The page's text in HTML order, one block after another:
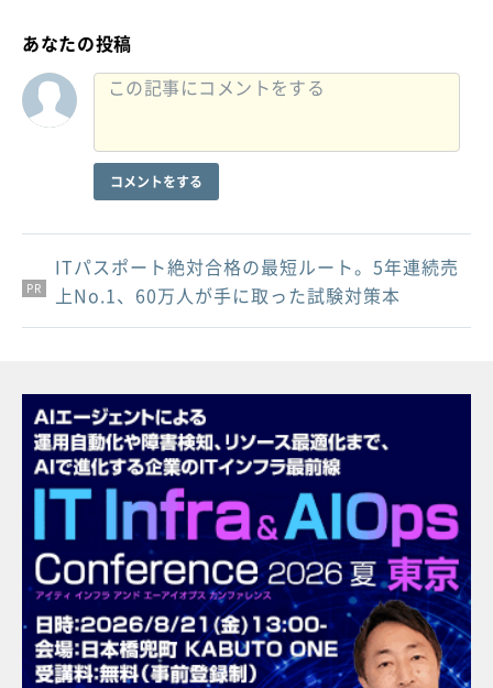
あなたの投稿
コメントをする
PR
PR
PR
ITパスポート絶対合格の最短ルート。5年連続売
上No.1、60万人が手に取った試験対策本